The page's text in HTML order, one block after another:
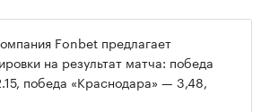
/ 00:00
Fonbet предлагает
на результат матча: победа
победа «Краснодара» — 3,48,